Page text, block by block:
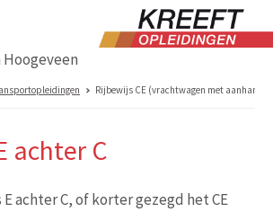
Rijbewijs CE (vrachtwagen met aanhanger)
achter C
achter C, of korter gezegd het CE